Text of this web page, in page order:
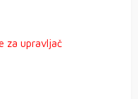
za upravljač